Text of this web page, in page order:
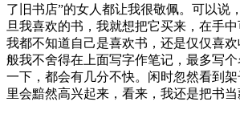
了旧书店”的女人都让我很敬佩。可以说
旦我喜欢的书，我就想把它买来，在手
我都不知道自己是喜欢书，还是仅仅喜
般我不舍得在上面写字作笔记，最多写
一下，都会有几分不快。闲时忽然看到
里会黯然高兴起来，看来，我还是把书当